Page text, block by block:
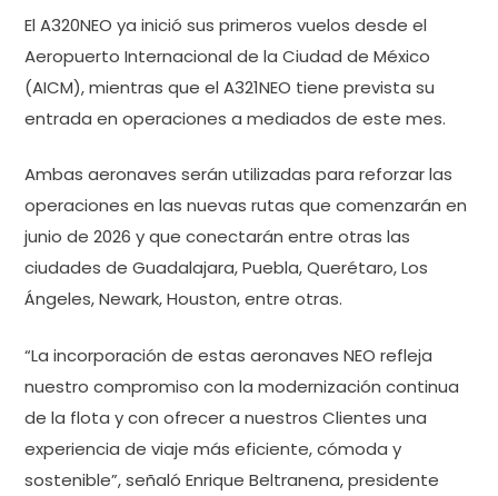
El A320NEO ya inició sus primeros vuelos desde el
Aeropuerto Internacional de la Ciudad de México
(AICM), mientras que el A321NEO tiene prevista su
entrada en operaciones a mediados de este mes.
Ambas aeronaves serán utilizadas para reforzar las
operaciones en las nuevas rutas que comenzarán en
junio de 2026 y que conectarán entre otras las
ciudades de Guadalajara, Puebla, Querétaro, Los
Ángeles, Newark, Houston, entre otras.
“La incorporación de estas aeronaves NEO refleja
nuestro compromiso con la modernización continua
de la flota y con ofrecer a nuestros Clientes una
experiencia de viaje más eficiente, cómoda y
sostenible”, señaló Enrique Beltranena, presidente